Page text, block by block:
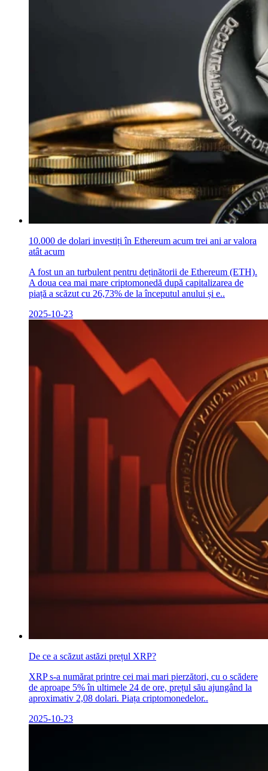
10.000 de dolari investiți în Ethereum acum trei ani ar valora
atât acum
A fost un an turbulent pentru deținătorii de Ethereum (ETH).
A doua cea mai mare criptomonedă după capitalizarea de
piață a scăzut cu 26,73% de la începutul anului și e..
2025-10-23
De ce a scăzut astăzi prețul XRP?
XRP s-a numărat printre cei mai mari pierzători, cu o scădere
de aproape 5% în ultimele 24 de ore, prețul său ajungând la
aproximativ 2,08 dolari. Piața criptomonedelor..
2025-10-23